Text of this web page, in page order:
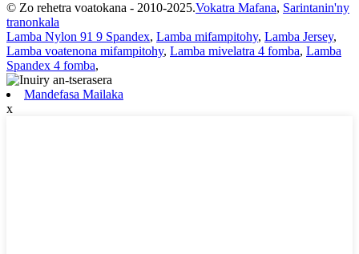
© Zo rehetra voatokana - 2010-2025.Vokatra Mafana, Sarintanin'ny
tranonkala
Lamba Nylon 91 9 Spandex, Lamba mifampitohy, Lamba Jersey,
Lamba voatenona mifampitohy, Lamba mivelatra 4 fomba, Lamba
Spandex 4 fomba,
Mandefasa Mailaka
x